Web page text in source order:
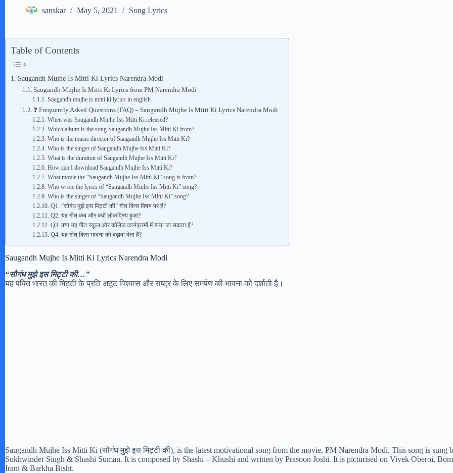
sanskar May 5, 2021 Song Lyrics
Table of Contents
Saugandh Mujhe Is Mitti Ki Lyrics Narendra Modi
Saugandh Mujhe Is Mitti Ki Lyrics from PM Narendra Modi
Saugandh mujhe is mitti ki lyrics in english
❓ Frequently Asked Questions (FAQ) – Saugandh Mujhe Is Mitti Ki Lyrics Narendra Modi
When was Saugandh Mujhe Iss Mitti Ki released?
Which album is the song Saugandh Mujhe Iss Mitti Ki from?
Who is the music director of Saugandh Mujhe Iss Mitti Ki?
Who is the singer of Saugandh Mujhe Iss Mitti Ki?
What is the duration of Saugandh Mujhe Iss Mitti Ki?
How can I download Saugandh Mujhe Iss Mitti Ki?
What movie the “Saugandh Mujhe Iss Mitti Ki” song is from?
Who wrote the lyrics of “Saugandh Mujhe Iss Mitti Ki” song?
Who is the singer of “Saugandh Mujhe Iss Mitti Ki” song?
Q1. “सौगंध मुझे इस मिट्टी की” गीत किस विषय पर है?
Q2. यह गीत कब और क्यों लोकप्रिय हुआ?
Q3. क्या यह गीत स्कूल और कॉलेज कार्यक्रमों में गाया जा सकता है?
Q4. यह गीत किस भावना को बढ़ावा देता है?
Saugandh Mujhe Is Mitti Ki Lyrics Narendra Modi
“सौगंध मुझे इस मिट्टी की…”
यह पंक्ति भारत की मिट्टी के प्रति अटूट विश्वास और राष्ट्र के लिए समर्पण की भावना को दर्शाती है।
Saugandh Mujhe Iss Mitti Ki (सौगंघ मुझे इस मिट्टी की), is the latest motivational song from the movie, PM Narendra Modi. This song is sung
Sukhwinder Singh & Shashi Suman. It is composed by Shashi – Khushi and written by Prasoon Joshi. It is picturised on Vivek Oberoi,
Irani & Barkha Bisht.